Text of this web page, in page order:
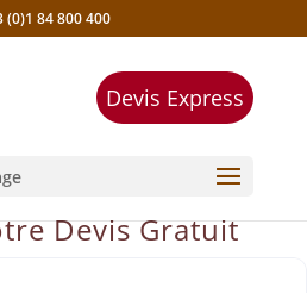
Devis Gratuit
(0)1 84 800 400
Devis Express